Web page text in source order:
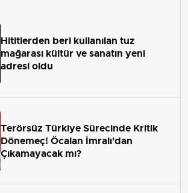
Hititlerden beri kullanılan tuz
mağarası kültür ve sanatın yeni
adresi oldu
Terörsüz Türkiye Sürecinde Kritik
Dönemeç! Öcalan İmralı'dan
Çıkamayacak mı?